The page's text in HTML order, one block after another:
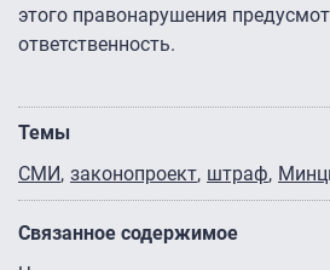
этого правонарушения
ответственность.
Темы
СМИ законопроект штраф
Связанное содержимое